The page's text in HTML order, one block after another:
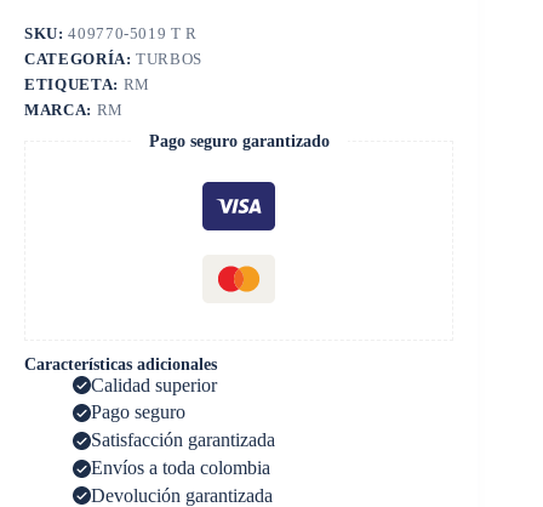
SKU:409770-5019 T R
CATEGORÍA:TURBOS
ETIQUETA: RM
MARCA: RM
Pago seguro garantizado
Características adicionales
Calidad superior
Pago seguro
Satisfacción garantizada
Envíos a toda colombia
Devolución garantizada